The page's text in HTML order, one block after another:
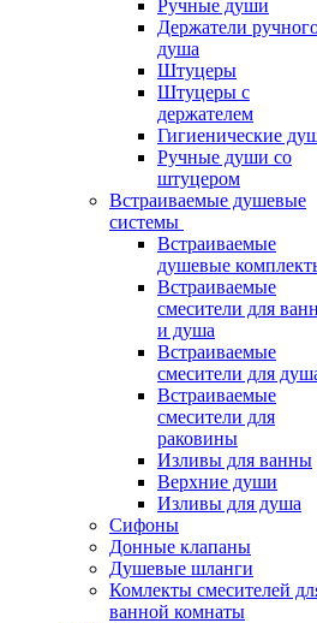
Ручные души
Держатели
душа
Штуцеры
Штуцеры с
держателем
Гигиенические
Ручные души со
штуцером
Встраиваемые душевые
системы
Встраиваемые
душевые
Встраиваемые
смесители для
и душа
Встраиваемые
смесители для
Встраиваемые
смесители для
раковины
Изливы для ванны
Верхние души
Изливы для душа
Сифоны
Донные клапаны
Душевые шланги
Комлекты смесителей
ванной комнаты